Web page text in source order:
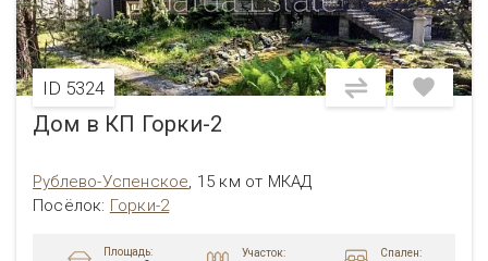
ID 5324
Дом в КП Горки-2
Рублево-Успенское, 15 км от МКАД
Посёлок: Горки-2
Площадь: Участок: Спален: